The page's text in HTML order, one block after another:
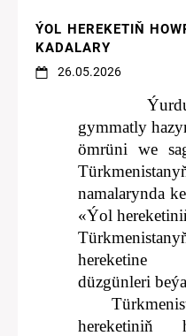
ÝOL HEREKETIŇ
KADALARY
26.05.2026
gymmatly
ömrüni we
namalarynda
«Ýol
hereketine
düzgünleri
hereketiniň